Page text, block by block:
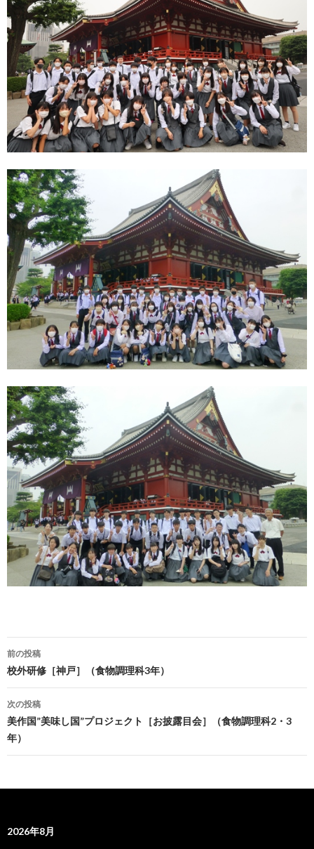
投
稿
ナ
ビ
前の投稿
校外研修［神戸］（食物調理科3年）
次の投稿
美作国”美味し国”プロジェクト［お披露目会］（食物調理科2・3
年）
2026年8月